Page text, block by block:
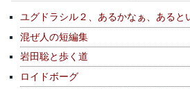
ユグドラシル２、あるかなぁ、あると
混ぜ人の短編集
岩田聡と歩く道
ロイドボーグ